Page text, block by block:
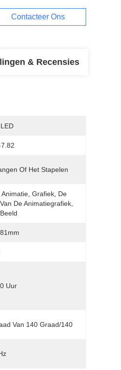
Contacteer Ons
& Recensies
Of Het Stapelen
Animatie, Grafiek, De
De Animatiegrafiek,
Uur
Van 140 Graad/140